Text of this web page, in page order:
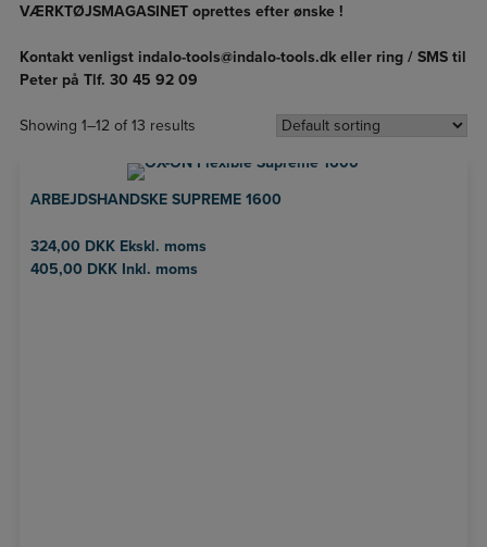
VÆRKTØJSMAGASINET oprettes efter ønske !
Kontakt venligst indalo-tools@indalo-tools.dk eller ring / SMS til
Peter på Tlf. 30 45 92 09
Showing 1–12 of 13 results
ARBEJDSHANDSKE SUPREME 1600
324,00 DKKEkskl. moms
405,00 DKKInkl. moms